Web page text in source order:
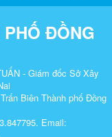
ĐỒNG
- Giám đốc Sở Xây
Biên Thành phố Đồng
Email: